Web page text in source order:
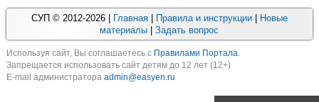
СУП © 2012-2026 | Главная| Правила и инструкции|
Новые
материалы |Задать вопрос
Используя cайт, Вы соглашаетесь с Правилами Портала.
Запрещается использовать сайт детям до 12 лет (12+)
E-mail администратора admin@easyen.ru